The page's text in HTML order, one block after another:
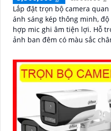
Lắp đặt trọn bộ camera
ánh sáng kép thông minh,
hợp mic ghi âm tiện lợi. Hỗ trợ hồng ngoại 30m cho hình
ảnh ban đêm có màu sắc